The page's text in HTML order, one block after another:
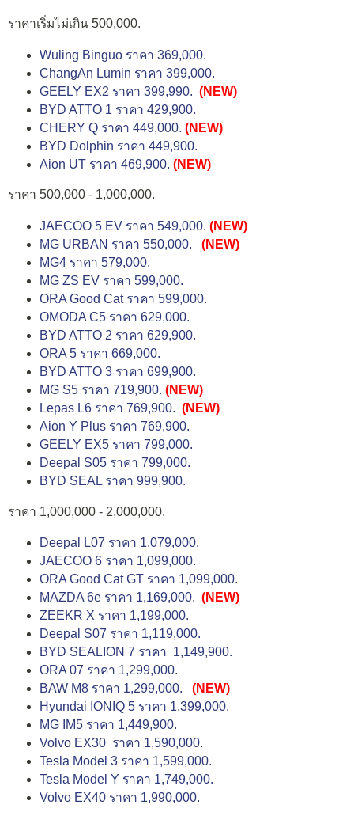
ราคาเริ่มไม่เกิน 500,000.
Wuling Binguo ราคา 369,000.
ChangAn Lumin ราคา 399,000.
GEELY EX2 ราคา 399,990. (NEW)
BYD ATTO 1 ราคา 429,900.
CHERY Q ราคา 449,000. (NEW)
BYD Dolphin ราคา 449,900.
Aion UT ราคา 469,900. (NEW)
ราคา 500,000 - 1,000,000.
JAECOO 5 EV ราคา 549,000. (NEW)
MG URBAN ราคา 550,000.
(NEW)
MG4 ราคา 579,000.
MG ZS EV ราคา 599,000.
ORA Good Cat ราคา 599,000.
OMODA C5 ราคา 629,000.
BYD ATTO 2 ราคา 629,900.
ORA 5 ราคา 669,000.
BYD ATTO 3 ราคา 699,900.
MG S5 ราคา 719,900. (NEW)
Lepas L6 ราคา 769,900. (NEW)
Aion Y Plus ราคา 769,900.
GEELY EX5 ราคา 799,000.
Deepal S05 ราคา 799,000.
BYD SEAL ราคา 999,900.
ราคา 1,000,000 - 2,000,000.
Deepal L07 ราคา 1,079,000.
JAECOO 6 ราคา 1,099,000.
ORA Good Cat GT ราคา 1,099,000.
MAZDA 6e ราคา 1,169,000. (NEW)
ZEEKR X ราคา 1,199,000.
Deepal S07 ราคา 1,119,000.
BYD SEALION 7 ราคา 1,149,900.
ORA 07 ราคา 1,299,000.
BAW M8 ราคา 1,299,000.
(NEW)
Hyundai IONIQ 5 ราคา 1,399,000.
MG IM5 ราคา 1,449,900.
Volvo EX30 ราคา 1,590,000.
Tesla Model 3 ราคา 1,599,000.
Tesla Model Y ราคา 1,749,000.
Volvo EX40 ราคา 1,990,000.